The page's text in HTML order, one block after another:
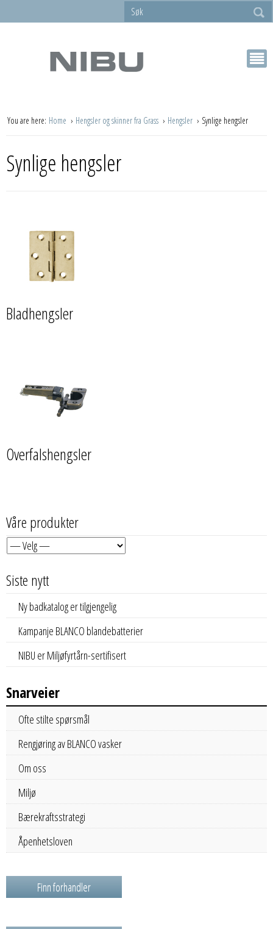
You are here: Home Hengsler og skinner fra Grass Hengsler Synlige hengsler
Synlige hengsler
Bladhengsler
Overfalshengsler
Våre produkter
Siste nytt
Ny badkatalog er tilgjengelig
Kampanje BLANCO blandebatterier
NIBU er Miljøfyrtårn-sertifisert
Snarveier
Ofte stilte spørsmål
Rengjøring av BLANCO vasker
Om oss
Miljø
Bærekraftsstrategi
Åpenhetsloven
Finn forhandler